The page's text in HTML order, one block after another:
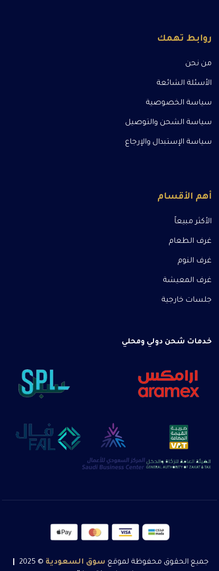
روابط تهمك
من نحن
الأسئلة الشائعة
سياسة الخصوصية
سياسة الشحن والتوصيل
سياسة الإستبدال والإرجاع
أهم الأقسام
الأكثر مبيعاً
غرف الطعام
غرف النوم
غرف المعيشة
جلسات خارجية
خدمات شحن دولي ومحلي
جميع الحقوق محفوظة لموقع سوق السعودية © 2025